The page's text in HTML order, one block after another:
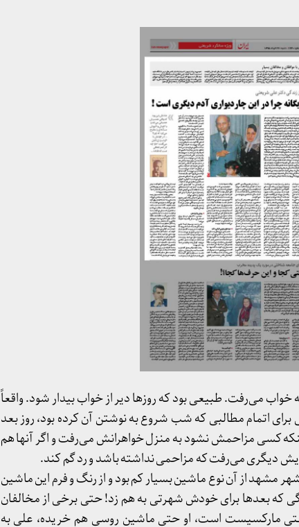
می‌رفت. طبیعی بود که روزها دیر از خواب بیدار شود. واقعاً
برای اتمام مطالبی که شب شروع به نوشتن آن کرده بود، روز بعد
کسی مزاحمش نشود به منزل خواهرانش می‌رفت و اگر آنها هم
دیگری می‌رفت که مزاحمی نداشته باشد و رد گم کند.
مشهد از آن نوع ماشین بسیار کم بود و از رنگ و فرم این ماشین
که بعدها برای خودش شهرتی به هم زد! حتی برخی از مخالفان
مارکسیست است، او حتی ماشین روسی هم خریده، علی به